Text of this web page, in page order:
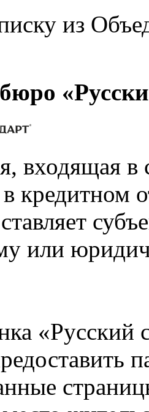
из
входящая в
кредитном
или
«Русский